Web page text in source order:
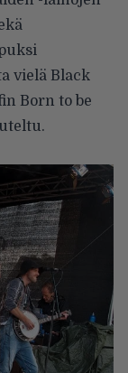
vielä Black
Born to be